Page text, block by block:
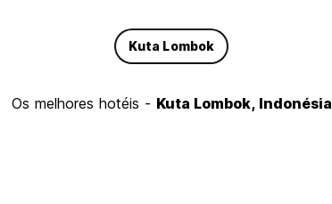
Kuta Lombok
Os melhores hotéis - Kuta Lombok, Indonésia